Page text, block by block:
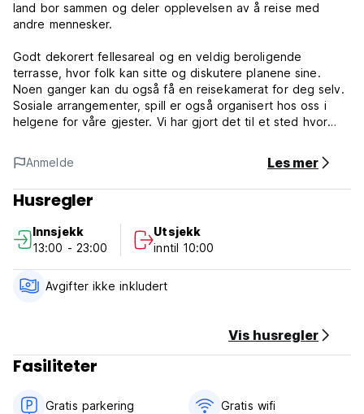
land bor sammen og deler opplevelsen av å reise med
andre mennesker.
Godt dekorert fellesareal og en veldig beroligende
terrasse, hvor folk kan sitte og diskutere planene sine.
Noen ganger kan du også få en reisekamerat for deg selv.
Sosiale arrangementer, spill er også organisert hos oss i
helgene for våre gjester. Vi har gjort det til et sted hvor
Gratis wifi har hele eiendommen. Vårt vennlige personale er
alltid der for å hjelpe deg. For eventuelle reisespørsmål,
vennligst gi oss beskjed. Vi vil gi deg forslag tilsvarende.
Anmelde Les mer
Husregler
Innsjekk
13:00 - 23:00
Utsjekk
inntil 10:00
Avgifter ikke inkludert
Vis husregler
Fasiliteter
Gratis parkering Gratis wifi‎